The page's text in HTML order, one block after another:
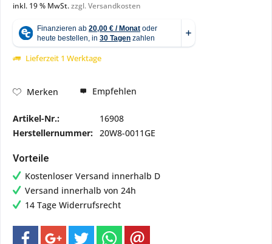
inkl. 19 % MwSt.zzgl. Versandkosten
Lieferzeit 1 Werktage
Merken Empfehlen
Artikel-Nr.:
16908
Herstellernummer: 20W8-0011GE
Vorteile
Kostenloser Versand innerhalb D
Versand innerhalb von 24h
14 Tage Widerrufsrecht